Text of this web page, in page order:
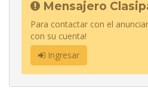
Mensajero
Para contactar con el
con su cuenta!
Ingresar